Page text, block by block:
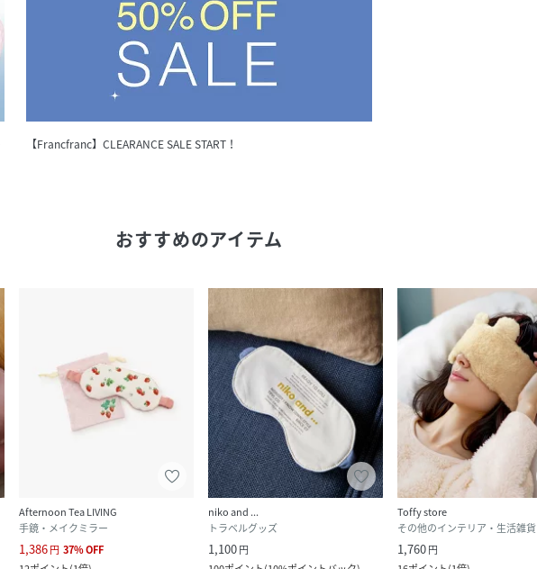
【Francfranc】CLEARANCE SALE START！
おすすめのアイテム
Afternoon Tea LIVING
手鏡・メイクミラー
1,386円 37%OFF
niko and ...
トラベルグッズ
1,100円
Toffy store
その他のインテリア・生活雑貨
1,760円